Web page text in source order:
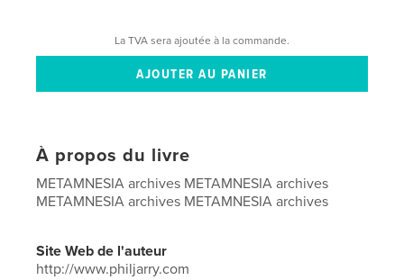
La TVA sera ajoutée à la commande.
À propos du livre
METAMNESIA archives METAMNESIA archives
METAMNESIA archives METAMNESIA archives
Site Web de l'auteur
http://www.philjarry.com